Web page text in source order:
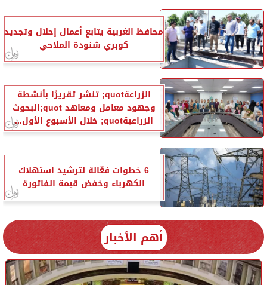
محافظ الغربية يتابع أعمال إحلال وتجديد
كوبري شنودة الملاحي
الزراعةquot; تنشر تقريرًا بأنشطة
وجهود معامل ومعاهد quot;البحوث
الزراعيةquot; خلال الأسبوع الأول...
6 خطوات فعّالة لترشيد استهلاك
الكهرباء وخفض قيمة الفاتورة
أهم الأخبار